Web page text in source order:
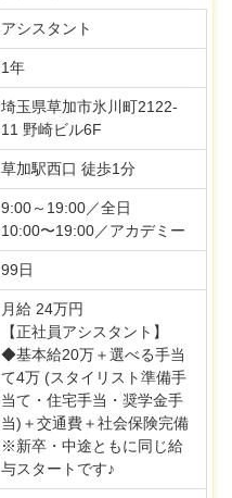
アシスタント
1年
埼玉県草加市氷川町2122-
11 野崎ビル6F
草加駅西口 徒歩1分
9:00～19:00／全日
10:00〜19:00／アカデミー
99日
月給 24万円
【正社員アシスタント】
◆基本給20万＋選べる手当
て4万 (スタイリスト準備手
当て・住宅手当・奨学金手
当)＋交通費＋社会保険完備
※新卒・中途ともに同じ給
与スタートです♪